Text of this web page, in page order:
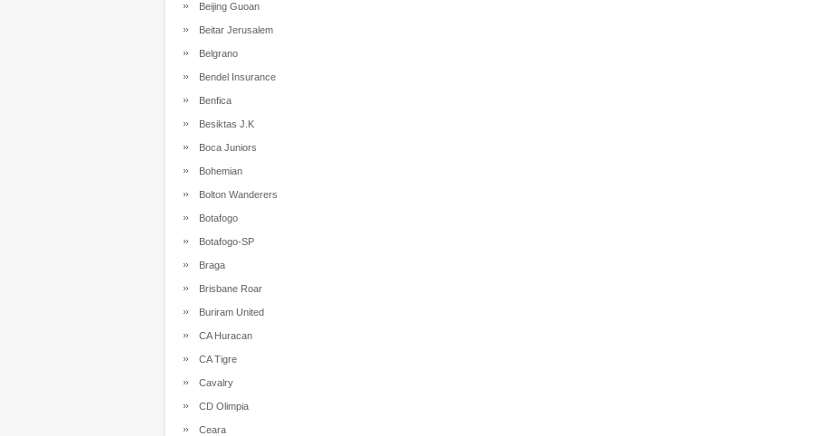
Beijing Guoan
Beitar Jerusalem
Belgrano
Bendel Insurance
Benfica
Besiktas J.K
Boca Juniors
Bohemian
Bolton Wanderers
Botafogo
Botafogo-SP
Braga
Brisbane Roar
Buriram United
CA Huracan
CA Tigre
Cavalry
CD Olimpia
Ceara